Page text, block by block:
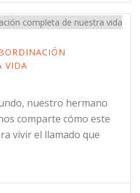
VIDA
nuestro hermano
comparte cómo este
vivir el llamado que